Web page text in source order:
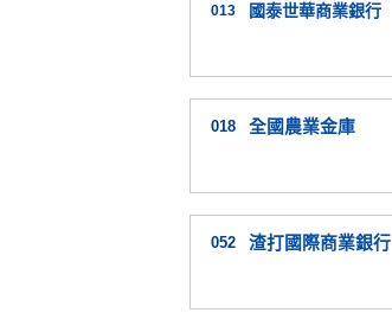
013 國泰世華商業銀行
018 全國農業金庫
052 渣打國際商業銀行